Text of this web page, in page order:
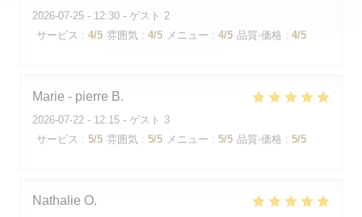
2026-07-25 - 12:30 - ゲスト 2
サービス : 4/5 雰囲気 : 4/5 メニュー : 4/5 品質-価格 : 4/5
Marie - pierre B
2026-07-22 - 12:15 - ゲスト 3
サービス : 5/5 雰囲気 : 5/5 メニュー : 5/5 品質-価格 : 5/5
Nathalie O